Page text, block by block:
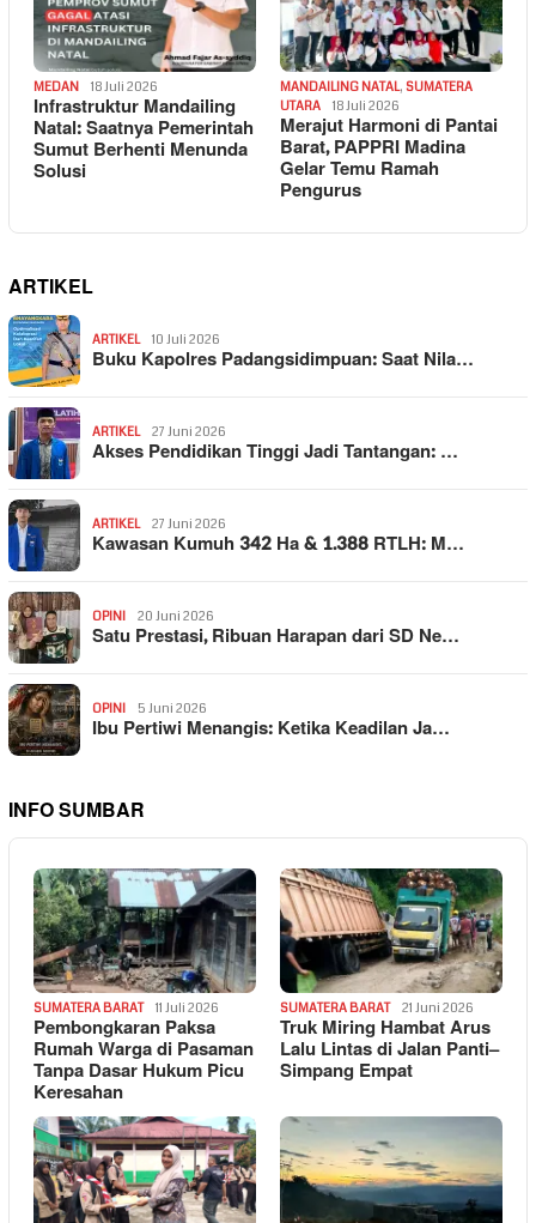
MEDAN 18 Juli 2026
Infrastruktur Mandailing
Natal: Saatnya Pemerintah
Sumut Berhenti Menunda
Solusi
MANDAILING NATAL, SUMATERA
UTARA
18 Juli 2026
Merajut Harmoni di Pantai
Barat, PAPPRI Madina
Gelar Temu Ramah
Pengurus
ARTIKEL
ARTIKEL 10 Juli 2026
Buku Kapolres Padangsidimpuan: Saat Nila…
ARTIKEL 27 Juni 2026
Akses Pendidikan Tinggi Jadi Tantangan: …
ARTIKEL 27 Juni 2026
Kawasan Kumuh 342 Ha & 1.388 RTLH: M…
OPINI 20 Juni 2026
Satu Prestasi, Ribuan Harapan dari SD Ne…
OPINI 5 Juni 2026
Ibu Pertiwi Menangis: Ketika Keadilan Ja…
INFO SUMBAR
SUMATERA BARAT 11 Juli 2026
Pembongkaran Paksa
Rumah Warga di Pasaman
Tanpa Dasar Hukum Picu
Keresahan
SUMATERA BARAT 21 Juni 2026
Truk Miring Hambat Arus
Lalu Lintas di Jalan Panti–
Simpang Empat